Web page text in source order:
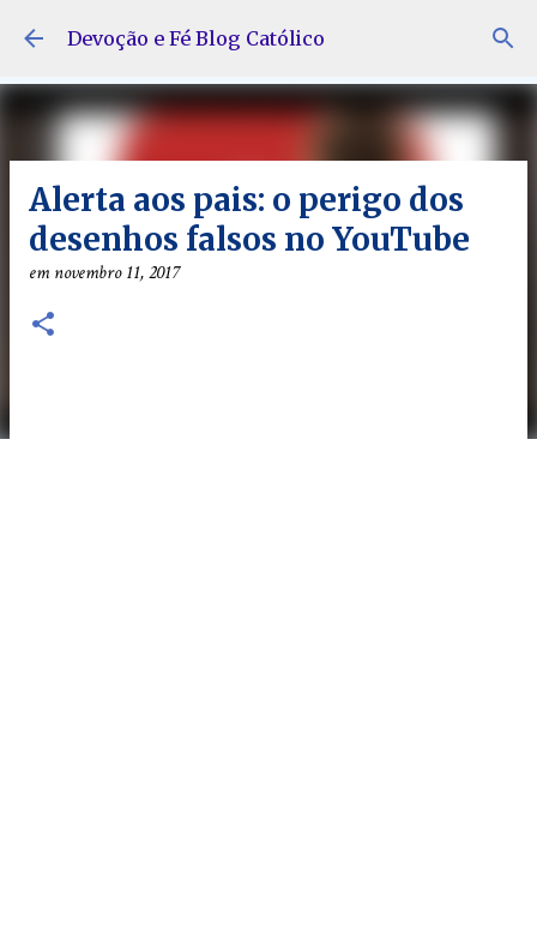
Pular para o conteúdo principal
Devoção e Fé Blog Católico
Alerta aos pais: o perigo dos
desenhos falsos no YouTube
emnovembro 11, 2017